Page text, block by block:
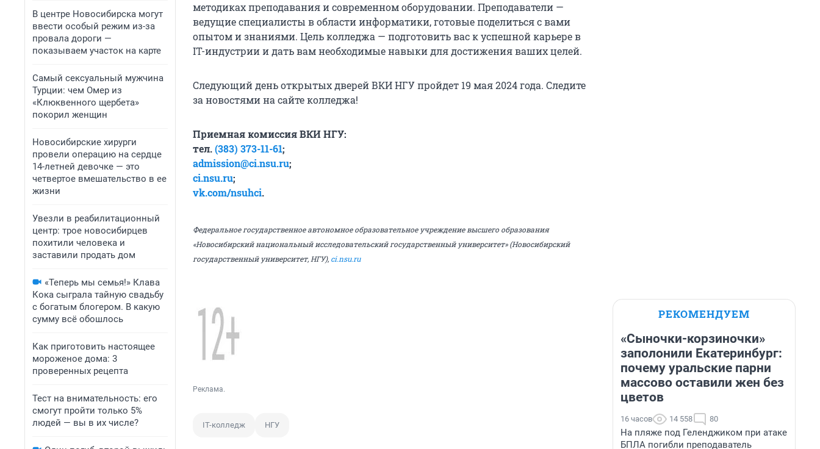
В центре Новосибирска могут
ввести особый режим из-за
провала дороги —
показываем участок на карте
Самый сексуальный мужчина
Турции: чем Омер из
«Клюквенного щербета»
покорил женщин
Новосибирские хирурги
провели операцию на сердце
14-летней девочке — это
четвертое вмешательство в ее
жизни
Увезли в реабилитационный
центр: трое новосибирцев
похитили человека и
заставили продать дом
«Теперь мы семья!» Клава
Кока сыграла тайную свадьбу
с богатым блогером. В какую
сумму всё обошлось
Как приготовить настоящее
мороженое дома: 3
проверенных рецепта
Тест на внимательность: его
смогут пройти только 5%
людей — вы в их числе?
методиках преподавания и современном оборудовании. Преподаватели —
ведущие специалисты в области информатики, готовые поделиться с вами
опытом и знаниями. Цель колледжа — подготовить вас к успешной карьере в
IT-индустрии и дать вам необходимые навыки для достижения ваших целей.
Следующий день открытых дверей ВКИ НГУ пройдет 19 мая 2024 года. Следите
за новостями на сайте колледжа!
Приемная комиссия ВКИ НГУ:
тел.(383) 373-11-61;
admission@ci.nsu.ru;
ci.nsu.ru;
vk.com/nsuhci.
Федеральное государственное автономное образовательное учреждение высшего образования
«Новосибирский национальный исследовательский государственный университет» (Новосибирский
государственный университет, НГУ), ci.nsu.ru
Реклама.
IT-колледж НГУ
РЕКОМЕНДУЕМ
«Сыночки-корзиночки»
заполонили Екатеринбург:
почему уральские парни
массово оставили жен без
цветов
16 часов 14 558 80
На пляже под Геленджиком при атаке
БПЛА погибли преподаватель